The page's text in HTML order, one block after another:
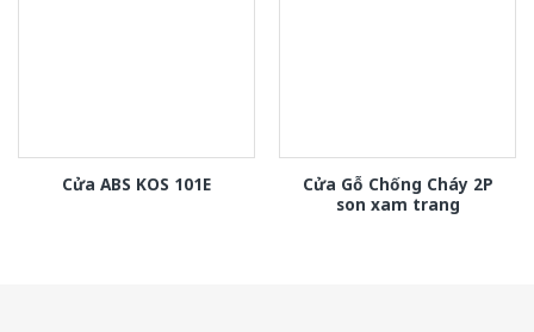
Cửa ABS KOS 101E
Cửa Gỗ Chống Cháy 2P
son xam trang